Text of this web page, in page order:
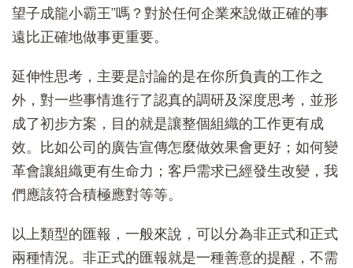
望子成龍小霸王”嗎？對於任何企業來說做正確的事
遠比正確地做事更重要。
延伸性思考，主要是討論的是在你所負責的工作之
外，對一些事情進行了認真的調研及深度思考，並形
成了初步方案，目的就是讓整個組織的工作更有成
效。比如公司的廣告宣傳怎麼做效果會更好；如何變
革會讓組織更有生命力；客戶需求已經發生改變，我
們應該符合積極應對等等。
以上類型的匯報，一般來說，可以分為非正式和正式
兩種情況。非正式的匯報就是一種善意的提醒，不需